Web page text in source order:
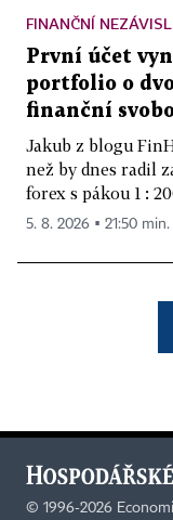
FINANČNÍ
První účet
portfolio o
finanční
Jakub z blogu
než by dnes radil
forex s pákou 1 :
5. 8. 2026 ▪ 21:50 min.
© 1996-2026